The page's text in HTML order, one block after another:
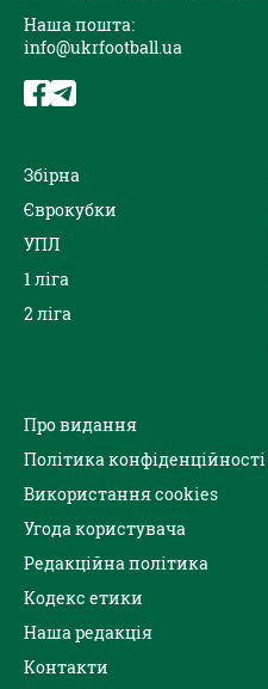
Наша пошта:
info@ukrfootball.ua
Збірна
Єврокубки
УПЛ
1 ліга
2 ліга
Про видання
Політика конфіденційності
Використання cookies
Угода користувача
Редакційна політика
Кодекс етики
Наша редакція
Контакти